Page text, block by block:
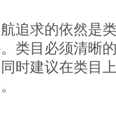
求的依然是类
类目必须清晰
时建议在类目